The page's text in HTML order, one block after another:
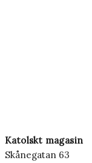
Katolskt magasin
Skånegatan 63